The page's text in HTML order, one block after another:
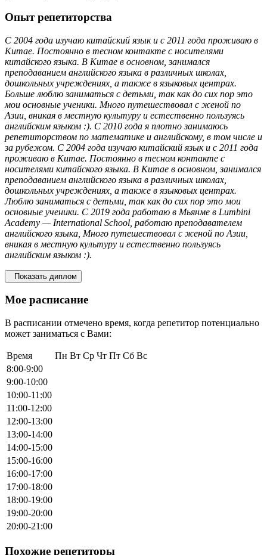
Опыт репетиторства
С 2004 года изучаю китайский язык и с 2011 года проживаю в
Китае. Постоянно в тесном контакте с носителями
китайского языка. В Китае в основном, занимался
преподаванием английского языка в различных школах,
дошкольных учреждениях, а также в языковых центрах.
Больше люблю заниматься с детьми, так как до сих пор это
мои основные ученики. Много путешествовал с женой по
Азии, вникая в местную культуру и естественно пользуясь
английским языком :). С 2010 года я плотно занимаюсь
репетиторством по математике и английскому, в том числе и
за рубежом. С 2004 года изучаю китайский язык и с 2011 года
проживаю в Китае. Постоянно в тесном контакте с
носителями китайского языка. В Китае в основном, занимался
преподаванием английского языка в различных школах,
дошкольных учреждениях, а также в языковых центрах.
Люблю заниматься с детьми, так как до сих пор это мои
основные ученики. С 2019 года работаю в Мьянме в Lumbini
Academy — International School, работаю преподавателем
английского языка, Много путешествовал с женой по Азии,
вникая в местную культуру и естественно пользуясь
английским языком :).
Показать диплом
Мое расписание
В расписании отмечено время, когда репетитор потенциально
может заниматься с Вами:
Время Пн Вт Ср Чт Пт Сб Вс
8:00-9:00
9:00-10:00
10:00-11:00
11:00-12:00
12:00-13:00
13:00-14:00
14:00-15:00
15:00-16:00
16:00-17:00
17:00-18:00
18:00-19:00
19:00-20:00
20:00-21:00
Похожие репетиторы